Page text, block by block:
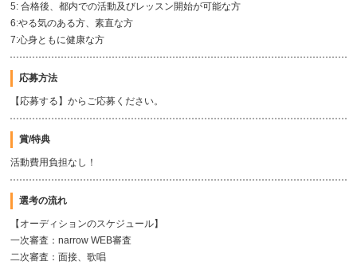
5: 合格後、都内での活動及びレッスン開始が可能な方
6:やる気のある方、素直な方
7:心身ともに健康な方
応募方法
【応募する】からご応募ください。
賞/特典
活動費用負担なし！
選考の流れ
【オーディションのスケジュール】
一次審査：narrow WEB審査
二次審査：面接、歌唱